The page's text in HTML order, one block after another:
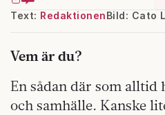
Text: RedaktionenBild: Cato
Vem är du?
En sådan där som alltid
och samhälle. Kanske